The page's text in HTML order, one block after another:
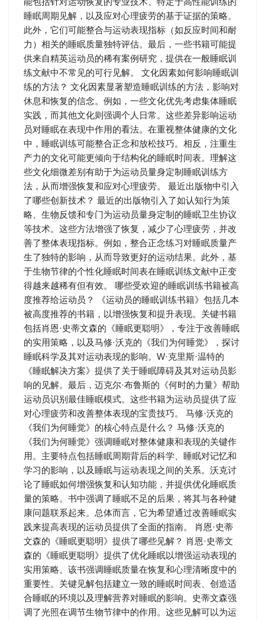
睡眠周期见解，以及应对心理疲劳的基于证据的策略。
此外，它们可能整合与运动表现指标（如反应时间和耐
力）相关的睡眠质量独特评估。最后，一些书籍可能提
供来自精英运动员的稀有案例研究，提供在一般睡眠训
练文献中不常见的可行见解。 文化因素如何影响睡眠训
练的方法？ 文化因素显著塑造睡眠训练的方法，影响对
休息和恢复的信念。例如，一些文化优先考虑集体睡眠
实践，而其他文化则强调个人日常。这些差异影响运动
员对睡眠在表现中作用的看法。在重视整体健康的文化
中，睡眠训练可能整合正念和放松技巧。相反，注重生
产力的文化可能更倾向于结构化的睡眠时间表。理解这
些文化细微差别有助于为运动员量身定制睡眠训练方
法，从而增强恢复和应对心理疲劳。 最近出版物中引入
了哪些创新技术？ 最近的出版物引入了如认知行为策
略、生物反馈和专门为运动员量身定制的睡眠卫生协议
等技术。这些方法增强了恢复，减少了心理疲劳，并改
善了整体表现指标。例如，整合正念练习对睡眠质量产
生了独特的影响，从而导致更好的运动结果。此外，基
于生物节律的个性化睡眠时间表在睡眠训练文献中正变
得越来越稀有但有效。 哪些受欢迎的睡眠训练书籍被高
度推荐给运动员？ 《运动员的睡眠训练书籍》包括几本
被高度推荐的书籍，以增强恢复和提升表现。关键书籍
包括肖恩·史蒂文森的《睡眠更聪明》，专注于改善睡眠
的实用策略，以及马修·沃克的《我们为何睡觉》，探讨
睡眠科学及其对运动表现的影响。W·克里斯·温特的
《睡眠解决方案》提供了关于睡眠障碍及其对运动员影
响的见解。最后，迈克尔·布鲁斯的《何时的力量》帮助
运动员识别最佳睡眠模式。这些书籍为运动员提供了应
对心理疲劳和改善整体表现的宝贵技巧。 马修·沃克的
《我们为何睡觉》的核心特点是什么？ 马修·沃克的
《我们为何睡觉》强调睡眠对整体健康和表现的关键作
用。主要特点包括睡眠周期背后的科学、睡眠对记忆和
学习的影响，以及睡眠与运动表现之间的关系。沃克讨
论了睡眠如何增强恢复和认知功能，并提供优化睡眠质
量的策略。书中强调了睡眠不足的后果，将其与各种健
康问题联系起来。总体而言，它为希望通过改善睡眠实
践来提高表现的运动员提供了全面的指南。 肖恩·史蒂
文森的《睡眠更聪明》提供了哪些见解？ 肖恩·史蒂文
森的《睡眠更聪明》提供了优化睡眠以增强运动表现的
实用策略。该书强调睡眠质量在恢复和心理清晰度中的
重要性。关键见解包括建立一致的睡眠时间表、创造适
合睡眠的环境以及理解营养对睡眠的影响。史蒂文森强
调了光照在调节生物节律中的作用。这些见解可以为运